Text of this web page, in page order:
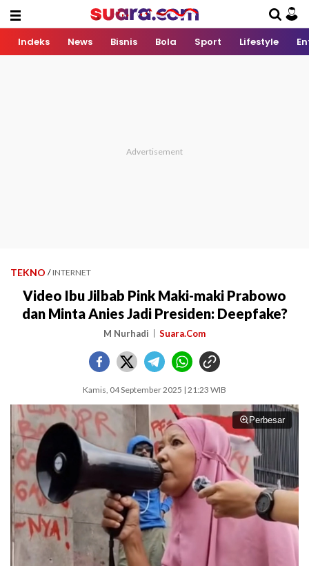
Indeks News Bisnis Bola Sport Lifestyle
TEKNO / INTERNET
Video Ibu Jilbab Pink Maki-maki Prabowo
dan Minta Anies Jadi Presiden: Deepfake?
M Nurhadi Suara.Com
Kamis, 04 September 2025 | 21:23 WIB
Perbesar